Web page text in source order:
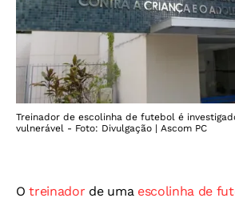
Treinador de escolinha de futebol é
vulnerável - Foto: Divulgação | Ascom PC
Otreinador de uma escolinha de